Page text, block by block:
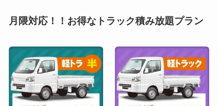
月隈対応！！お得なトラック積み放題プラン